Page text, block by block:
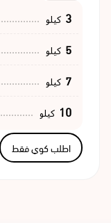
3 كيلو
5 كيلو
7 كيلو
10 كيلو
اطلب كوي فقط